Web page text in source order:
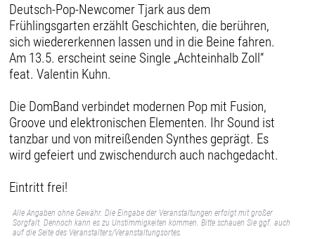
Deutsch-Pop-Newcomer Tjark aus dem
Frühlingsgarten erzählt Geschichten, die berühren,
sich wiedererkennen lassen und in die Beine fahren.
Am 13.5. erscheint seine Single „Achteinhalb Zoll“
feat. Valentin Kuhn.
Die DomBand verbindet modernen Pop mit Fusion,
Groove und elektronischen Elementen. Ihr Sound ist
tanzbar und von mitreißenden Synthes geprägt. Es
wird gefeiert und zwischendurch auch nachgedacht.
Eintritt frei!
Alle Angaben ohne Gewähr. Die Eingabe der Veranstaltungen erfolgt mit großer
Sorgfalt. Dennoch kann es zu Unstimmigkeiten kommen. Bitte schauen Sie ggf. auch
auf die Seite des Veranstalters/Veranstaltungsortes.